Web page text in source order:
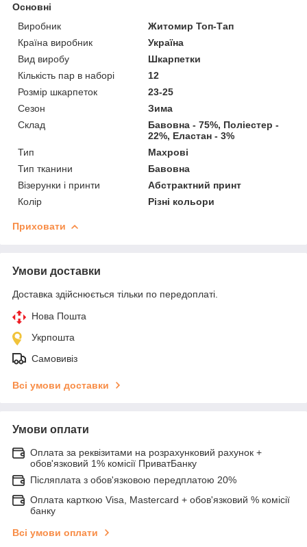
Основні
Виробник
Житомир Топ-Тап
Країна виробник
Україна
Вид виробу
Шкарпетки
Кількість пар в наборі
12
Розмір шкарпеток
23-25
Сезон
Зима
Склад
Бавовна - 75%, Поліестер -
22%, Еластан - 3%
Тип
Махрові
Тип тканини
Бавовна
Візерунки і принти
Абстрактний принт
Колір
Різні кольори
Приховати
Умови доставки
Доставка здійснюється тільки по передоплаті.
Нова Пошта
Укрпошта
Самовивіз
Всі умови доставки
Умови оплати
Оплата за реквізитами на розрахунковий рахунок +
обов'язковий 1% комісії ПриватБанку
Післяплата з обов'язковою передплатою 20%
Оплата карткою Visa, Mastercard + обов'язковий % комісії
банку
Всі умови оплати